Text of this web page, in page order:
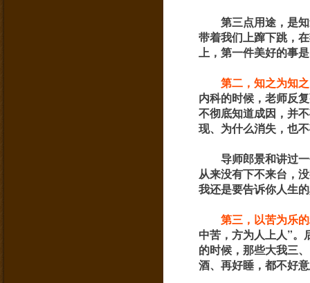
第三点用途，是
带着我们上蹿下跳，
上，第一件美好的事
第二，知之为知
内科的时候，老师反
不彻底知道成因，并
现、为什么消失，也
导师郎景和讲过
从来没有下不来台，
我还是要告诉你人生
第三，以苦为乐
中苦，方为人上人”。
的时候，那些大我三
酒、再好睡，都不好